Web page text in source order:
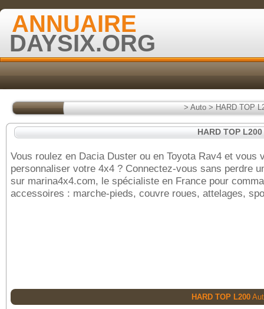
ANNUAIRE
DAYSIX.ORG
>Auto>HARD TOP
HARD TOP L200
Vous roulez en Dacia Duster ou en Toyota Rav4 et vous
personnaliser votre 4x4 ? Connectez-vous sans perdre
sur marina4x4.com, le spécialiste en France pour
accessoires : marche-pieds, couvre roues, attelages,
HARD TOP L200